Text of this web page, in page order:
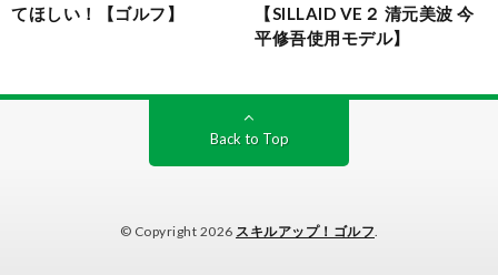
てほしい！【ゴルフ】
【SILLAID VE２ 清元美波 今
平修吾使用モデル】
Back to Top
© Copyright 2026 スキルアップ！ゴルフ